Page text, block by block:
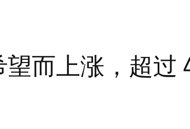
而上涨，超过